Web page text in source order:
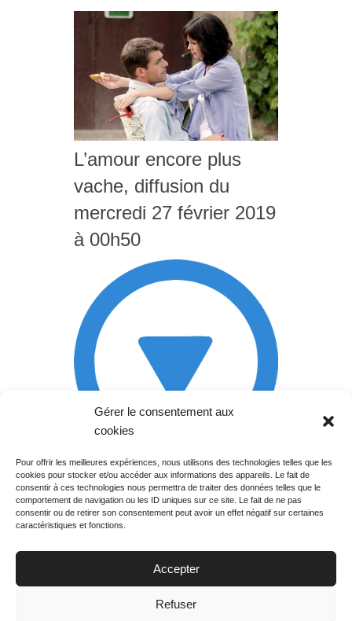
Gérer le consentement aux
cookies
Pour offrir les meilleures expériences, nous utilisons des technologies telles que les
cookies pour stocker et/ou accéder aux informations des appareils. Le fait de
consentir à ces technologies nous permettra de traiter des données telles que le
comportement de navigation ou les ID uniques sur ce site. Le fait de ne pas
consentir ou de retirer son consentement peut avoir un effet négatif sur certaines
caractéristiques et fonctions.
Accepter
Refuser
L’amour encore plus
vache, diffusion du
mercredi 27 février 2019
à 00h50
Rechercher votre
programme
Votre soirée :